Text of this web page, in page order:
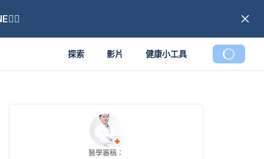
探索 影片 健康小工具
醫學審稿：